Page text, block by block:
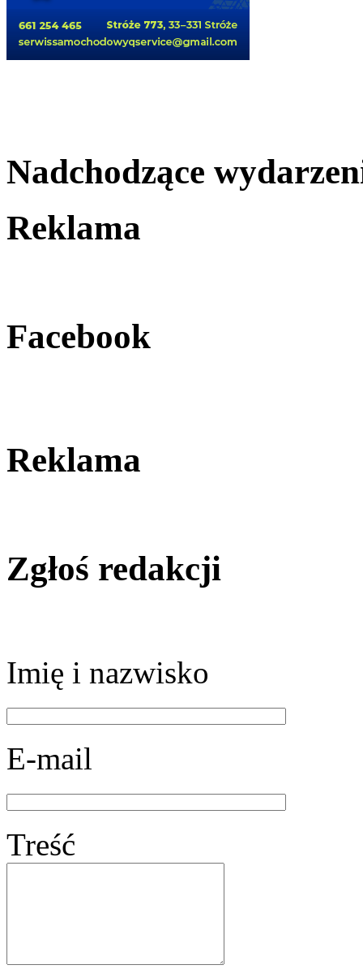
Nadchodzące
Reklama
Facebook
Reklama
Zgłoś redakcji
Imię i nazwisko
E-mail
Treść